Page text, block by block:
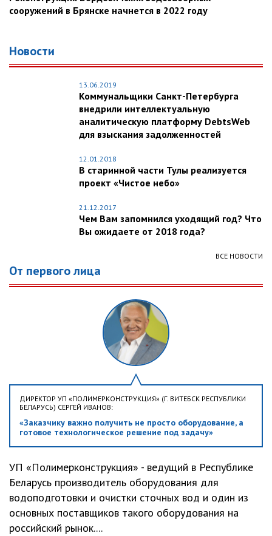
сооружений в Брянске начнется в 2022 году
Новости
13.06.2019
Коммунальщики Санкт-Петербурга
внедрили интеллектуальную
аналитическую платформу DebtsWeb
для взыскания задолженностей
12.01.2018
В старинной части Тулы реализуется
проект «Чистое небо»
21.12.2017
Чем Вам запомнился уходящий год? Что
Вы ожидаете от 2018 года?
ВСЕ НОВОСТИ
От первого лица
ДИРЕКТОР УП «ПОЛИМЕРКОНСТРУКЦИЯ» (Г. ВИТЕБСК РЕСПУБЛИКИ
БЕЛАРУСЬ) СЕРГЕЙ ИВАНОВ:
«Заказчику важно получить не просто оборудование, а
готовое технологическое решение под задачу»
УП «Полимерконструкция» - ведущий в Республике
Беларусь производитель оборудования для
водоподготовки и очистки сточных вод и один из
основных поставщиков такого оборудования на
российский рынок....